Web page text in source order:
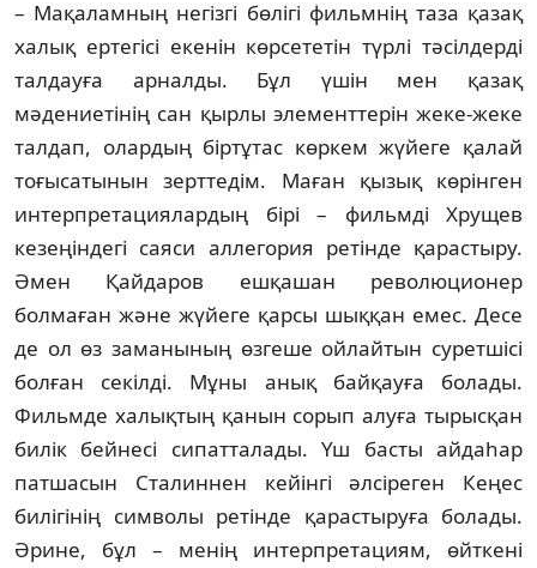
– Мақаламның негізгі бөлігі фильмнің та­за қазақ
халық ертегісі екенін көрсететін түр­лі тәсілдерді
талдауға арналды. Бұл үшін мен қазақ
мәдениетінің сан қырлы эле­мент­терін жеке-жеке
талдап, олардың біртұтас көр­кем жүйеге қалай
тоғысатынын зерт­те­дім. Маған қызық көрінген
интер­пре­тация­лар­дың бірі – фильмді Хрущев
кезеңіндегі сая­си аллегория ретінде қарастыру.
Әмен Қайдаров ешқашан революционер
болмаған және жүйеге қарсы шыққан емес. Десе
де ол өз заманының өзгеше ойлайтын суретшісі
бол­ған секілді. Мұны анық байқауға болады.
Фильмде халықтың қанын сорып алуға ты­рысқан
билік бейнесі сипатталады. Үш басты ай­даһар
патшасын Сталиннен кейінгі әлсіреген Кеңес
билігінің символы ретінде қарастыруға болады.
Әрине, бұл – менің интерпретациям, өйткені